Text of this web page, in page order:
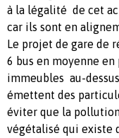
à la légalité de cet
car ils sont en
Le projet de gare de
6 bus en moyenne
immeubles au-
émettent des
éviter que la
végétalisé qui existe